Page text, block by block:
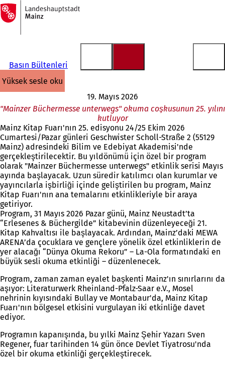
İçeriğe atla
Ana
sayfaya
Basın Bültenleri
yüksek sesle oku
19. Mayıs 2026
"Mainzer Büchermesse unterwegs" okuma coşkusunun 25. yılını
kutluyor
Mainz Kitap Fuarı'nın 25. edisyonu 24/25 Ekim 2026
Cumartesi/Pazar günleri Geschwister Scholl-Straße 2 (55129
Mainz) adresindeki Bilim ve Edebiyat Akademisi'nde
gerçekleştirilecektir. Bu yıldönümü için özel bir program
olarak "Mainzer Büchermesse unterwegs" etkinlik serisi Mayıs
ayında başlayacak. Uzun süredir katılımcı olan kurumlar ve
yayıncılarla işbirliği içinde geliştirilen bu program, Mainz
Kitap Fuarı'nın ana temalarını etkinlikleriyle bir araya
getiriyor.
Program, 31 Mayıs 2026 Pazar günü, Mainz Neustadt’ta
“Erlesenes & Büchergilde” kitabevinin düzenleyeceği 21.
Kitap Kahvaltısı ile başlayacak. Ardından, Mainz’daki MEWA
ARENA’da çocuklara ve gençlere yönelik özel etkinliklerin de
yer alacağı “Dünya Okuma Rekoru” – La-Ola formatındaki en
büyük sesli okuma etkinliği – düzenlenecek.
Program, zaman zaman eyalet başkenti Mainz'ın sınırlarını da
aşıyor: Literaturwerk Rheinland-Pfalz-Saar e.V., Mosel
nehrinin kıyısındaki Bullay ve Montabaur'da, Mainz Kitap
Fuarı'nın bölgesel etkisini vurgulayan iki etkinliğe davet
ediyor.
Programın kapanışında, bu yılki Mainz Şehir Yazarı Sven
Regener, fuar tarihinden 14 gün önce Devlet Tiyatrosu'nda
özel bir okuma etkinliği gerçekleştirecek.